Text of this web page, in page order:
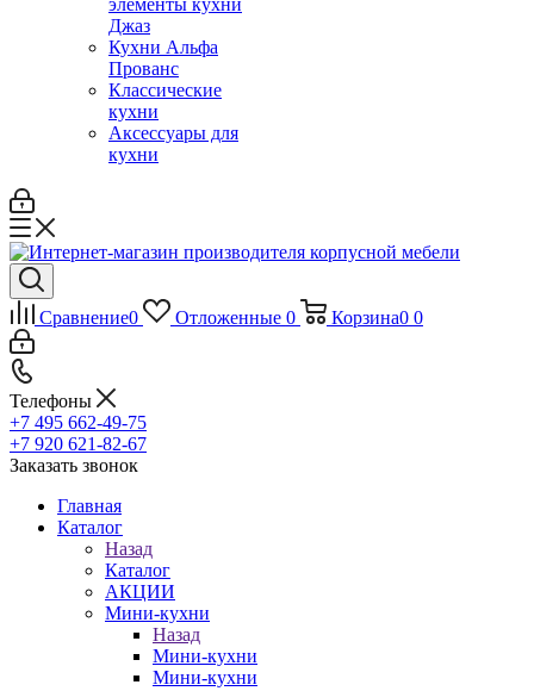
элементы кухни
Джаз
Кухни Альфа
Прованс
Классические
кухни
Аксессуары для
кухни
Сравнение0 Отложенные 0 Корзина0 0
Телефоны
+7 495 662-49-75
+7 920 621-82-67
Заказать звонок
Главная
Каталог
Назад
Каталог
АКЦИИ
Мини-кухни
Назад
Мини-кухни
Мини-кухни